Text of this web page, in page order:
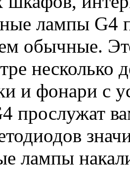
лампы G4
обычные.
несколько
и фонари с
прослужат
лампы